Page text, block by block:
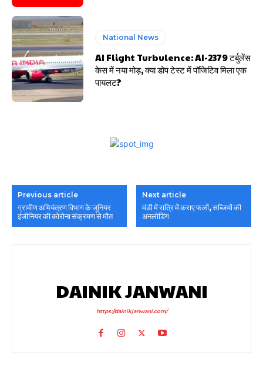
National News
AI Flight Turbulence: AI-2379 टर्बुलेंस
केस में नया मोड़, क्या डोप टेस्ट में पॉजिटिव मिला एक
पायलट?
Previous article
ग्रामीण अभियंत्रण विभाग के जूनियर
इंजीनियर की कोरोना संक्रमण से मौत
Next article
मंडी में रात्रि में कराए फलों, सब्जियों की
अनलोडिंग
DAINIK JANWANI
https://dainikjanwani.com/